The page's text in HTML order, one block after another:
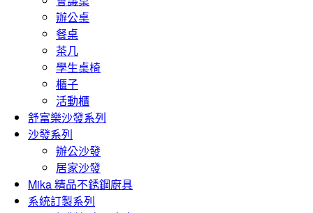
辦公桌
餐桌
茶几
學生桌椅
櫃子
活動櫃
舒富樂沙發系列
沙發系列
辦公沙發
居家沙發
Mika 精品不銹鋼廚具
系統訂製系列